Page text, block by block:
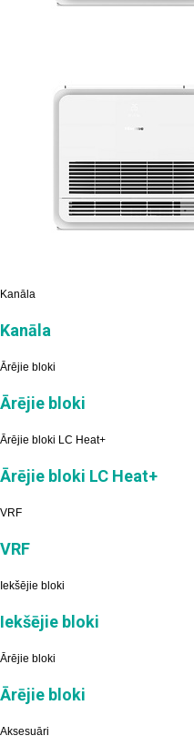
Kanāla
Kanāla
Ārējie bloki
Ārējie bloki
Ārējie bloki LC Heat+
Ārējie bloki LC Heat+
VRF
VRF
Iekšējie bloki
Iekšējie bloki
Ārējie bloki
Ārējie bloki
Aksesuāri